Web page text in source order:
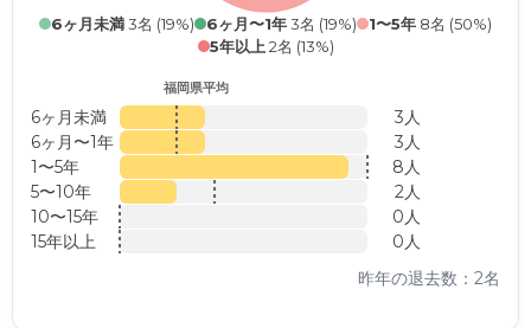
6ヶ月未満3名 (19%) 6ヶ月〜1年3名 (19%) 1〜5年 8名 (50%)
5年以上 2名 (13%)
福岡県平均
6ヶ月未満
3人
6ヶ月〜1年
3人
1〜5年
8人
5〜10年
2人
10〜15年
0人
15年以上
0人
昨年の退去数：2名